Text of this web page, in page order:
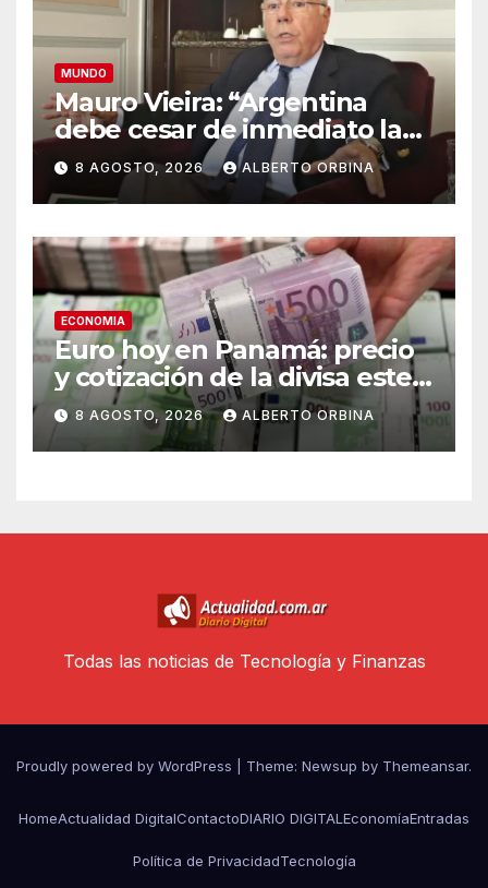
MUNDO
Mauro Vieira: “Argentina
debe cesar de inmediato las
agresiones para volver al
camino de la normalidad en
la relación”
8 AGOSTO, 2026 ALBERTO ORBINA
ECONOMIA
Euro hoy en Panamá: precio
y cotización de la divisa este
sábado 8 de agosto de 2026
8 AGOSTO, 2026 ALBERTO ORBINA
Todas las noticias de Tecnología y Finanzas
Proudly powered by WordPress Theme: Newsup by Themeansar.
HomeActualidad DigitalContactoDIARIO DIGITALEconomíaEntradas
Política de PrivacidadTecnología